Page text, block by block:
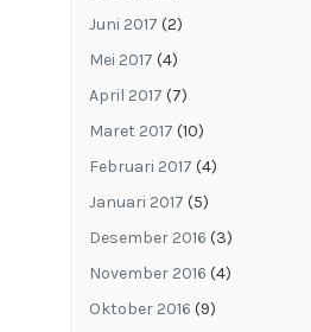
Juni 2017 (2)
Mei 2017 (4)
April 2017 (7)
Maret 2017 (10)
Februari 2017 (4)
Januari 2017 (5)
Desember 2016 (3)
November 2016 (4)
Oktober 2016 (9)